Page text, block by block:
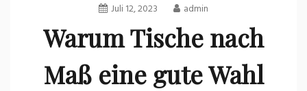
Juli 12, 2023 admin
Warum Tische nach
Maß eine gute Wahl